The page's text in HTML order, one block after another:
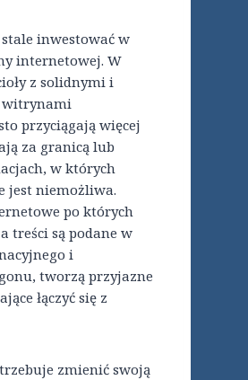
inwestować w
internetowej. W
z solidnymi i
witrynami
przyciągają więcej
za granicą lub
w których
jest niemożliwa.
po których
treści są podane w
i
tworzą przyjazne
łączyć się z
zmienić swoją